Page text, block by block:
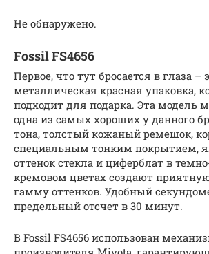
Не обнаружено.
Fossil FS4656
Первое, что тут бросается в глаза –
металлическая красная упаковка,
подходит для подарка. Эта модель
одна из самых хороших у данного
тона, толстый кожаный ремешок,
специальным тонким покрытием,
оттенок стекла и циферблат в
кремовом цветах создают
гамму оттенков. Удобный
предельный отсчет в 30 минут.
В Fossil FS4656 использован